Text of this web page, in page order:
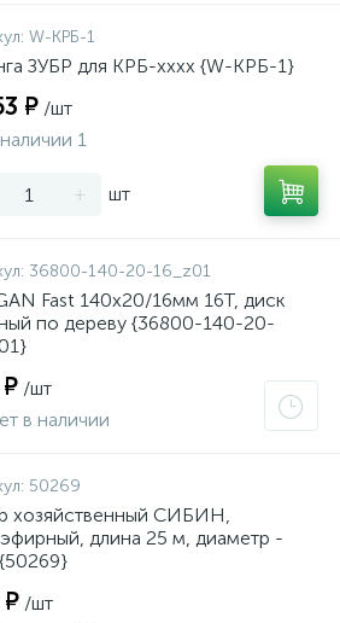
W-КРБ-1
ЗУБР для КРБ-хххх {W-КРБ-1}
₽ /шт
1
+ шт
36800-140-20-16_z01
Fast 140x20/16мм 16Т, диск
по дереву {36800-140-20-
/шт
в наличии
50269
хозяйственный СИБИН,
длина 25 м, диаметр -
₽ /шт